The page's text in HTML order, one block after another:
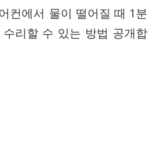
컨에서 물이 떨어질 때 1분
리할 수 있는 방법 공개합